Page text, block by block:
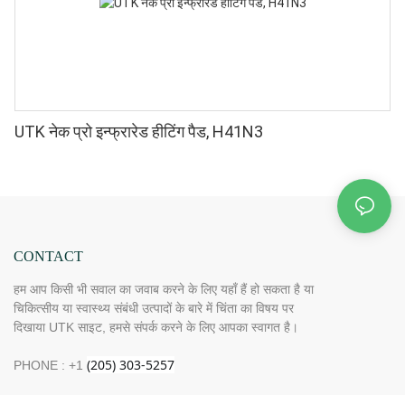
UTK नेक प्रो इन्फ्रारेड हीटिंग पैड, H41N3
CONTACT
हम आप किसी भी सवाल का जवाब करने के लिए यहाँ हैं हो सकता है या
चिकित्सीय या स्वास्थ्य संबंधी उत्पादों के बारे में चिंता का विषय पर
दिखाया UTK साइट, हमसे संपर्क करने के लिए आपका स्वागत है।
PHONE : +1